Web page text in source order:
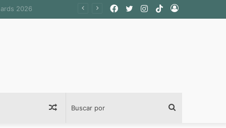
Acceso
TikTok
Instagram
Twitter
Facebook
Publicación